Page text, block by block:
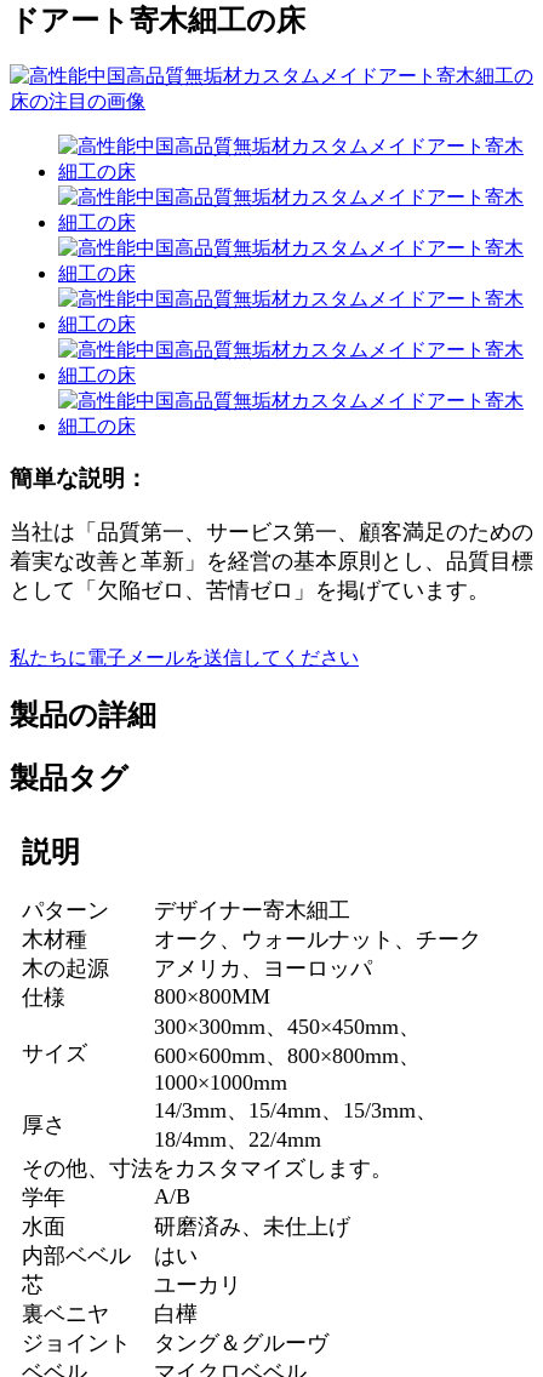
ドアート寄木細工の床
簡単な説明：
当社は「品質第一、サービス第一、顧客満足のための
着実な改善と革新」を経営の基本原則とし、品質目標
として「欠陥ゼロ、苦情ゼロ」を掲げています。
私たちに電子メールを送信してください
製品の詳細
製品タグ
説明
パターン
デザイナー寄木細工
木材種
オーク、ウォールナット、チーク
木の起源
アメリカ、ヨーロッパ
仕様
800×800MM
サイズ
300×300mm、450×450mm、
600×600mm、800×800mm、
1000×1000mm
厚さ
14/3mm、15/4mm、15/3mm、
18/4mm、22/4mm
その他、寸法をカスタマイズします。
学年
A/B
水面
研磨済み、未仕上げ
内部ベベル
はい
芯
ユーカリ
裏ベニヤ
白樺
ジョイント
タング＆グルーヴ